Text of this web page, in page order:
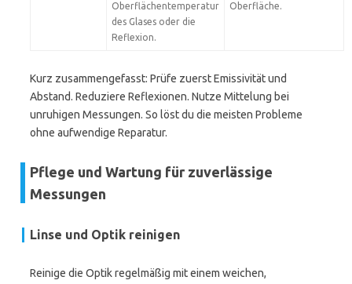
Oberflächentemperatur
des Glases oder die
Reflexion.
Oberfläche.
Kurz zusammengefasst: Prüfe zuerst Emissivität und
Abstand. Reduziere Reflexionen. Nutze Mittelung bei
unruhigen Messungen. So löst du die meisten Probleme
ohne aufwendige Reparatur.
Pflege und Wartung für zuverlässige
Messungen
Linse und Optik reinigen
Reinige die Optik regelmäßig mit einem weichen,